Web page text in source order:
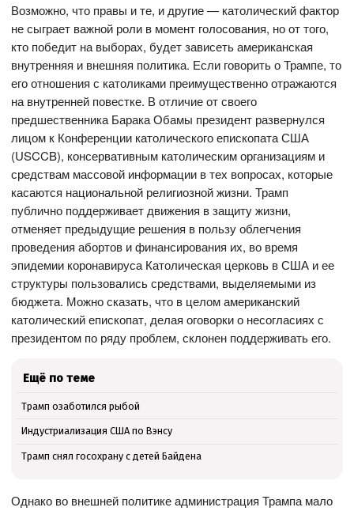
Возможно, что правы и те, и другие — католический фактор
не сыграет важной роли в момент голосования, но от того,
кто победит на выборах, будет зависеть американская
внутренняя и внешняя политика. Если говорить о Трампе, то
его отношения с католиками преимущественно отражаются
на внутренней повестке. В отличие от своего
предшественника Барака Обамы президент развернулся
лицом к Конференции католического епископата США
(USCCB), консервативным католическим организациям и
средствам массовой информации в тех вопросах, которые
касаются национальной религиозной жизни. Трамп
публично поддерживает движения в защиту жизни,
отменяет предыдущие решения в пользу облегчения
проведения абортов и финансирования их, во время
эпидемии коронавируса Католическая церковь в США и ее
структуры пользовались средствами, выделяемыми из
бюджета. Можно сказать, что в целом американский
католический епископат, делая оговорки о несогласиях с
президентом по ряду проблем, склонен поддерживать его.
Ещё по теме
Трамп озаботился рыбой
Индустриализация США по Вэнсу
Трамп снял госохрану с детей Байдена
Однако во внешней политике администрация Трампа мало